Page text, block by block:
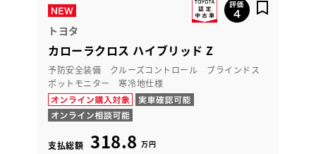
トヨタ
カローラクロス ハイブリッド Z
予防安全装備 クルーズコントロール ブラインドス
ポットモニター 寒冷地仕様
支払総額 318.8 万円